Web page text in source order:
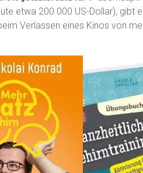
etwa 200.000 US-Dollar), gibt
Verlassen eines Kinos von